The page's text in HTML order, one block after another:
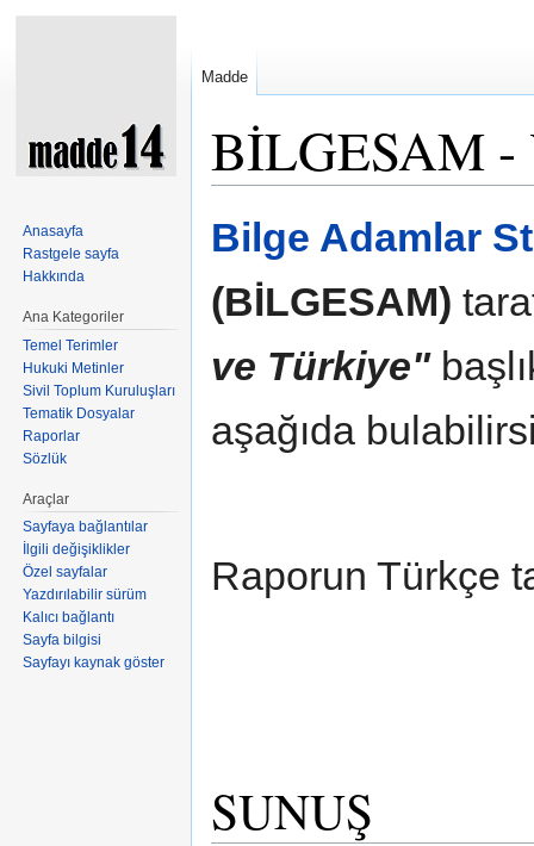
BİLGESAM -
Bilge Adamlar
(BİLGESAM)
ve Türkiye"
aşağıda
Raporun Türkçe
SUNUŞ
Madde
Anasayfa
Rastgele sayfa
Hakkında
Ana Kategoriler
Temel Terimler
Hukuki Metinler
Sivil Toplum Kuruluşları
Tematik Dosyalar
Raporlar
Sözlük
Araçlar
Sayfaya bağlantılar
İlgili değişiklikler
Özel sayfalar
Yazdırılabilir sürüm
Kalıcı bağlantı
Sayfa bilgisi
Sayfayı kaynak göster